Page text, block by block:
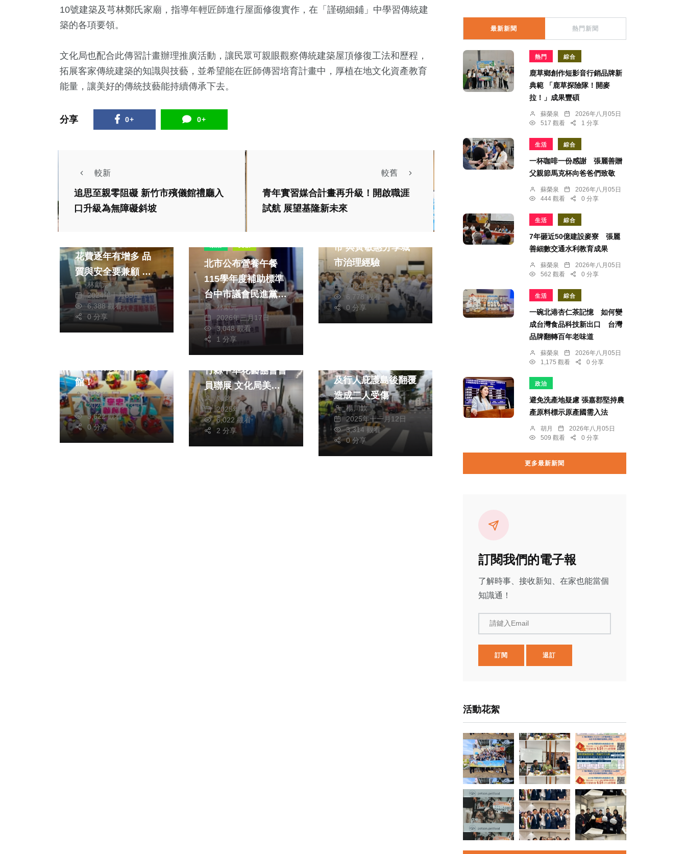
10號建築及芎林鄭氏家廟，指導年輕匠師進行屋面修復實作，在「謹砌細鋪」中學習傳統建
築的各項要領。
文化局也配合此傳習計畫辦理推廣活動，讓民眾可親眼觀察傳統建築屋頂修復工法和歷程，
拓展客家傳統建築的知識與技藝，並希望能在匠師傳習培育計畫中，厚植在地文化資產教育
能量，讓美好的傳統技藝能持續傳承下去。
分享 0+ 0+
較新
追思至親零阻礙 新竹市殯儀館禮廳入
口升級為無障礙斜坡
較舊
青年實習媒合計畫再升級！開啟職涯
試航 展望基隆新未來
花費逐年有增多 品
質與安全要兼顧 國
民黨台中市議員朱暖
英要求市府在公車改
革決心要堅定
林獻元
2024年十月09日
6,388 觀看
0 分享
北市公布營養午餐
115學年度補助標準
台中市議會民進黨黨
團總召周永鴻批中市
至今無進度，且涉嫌
灌水
林獻元
2026年三月17日
3,048 觀看
1 分享
政治
市 與黃敏惠分享城
市治理經驗
鄭銘德
2024年六月21日
6,778 觀看
0 分享
生活 藝文
館！
鄭銘德
2025年九月03日
3,622 觀看
0 分享
生活
體驗生活的美好！新
竹縣中華花藝協會會
員聯展 文化局美術
館磅礡登場
鄭銘德
2025年五月09日
6,022 觀看
2 分享
及行人庇護島後翻覆
造成二人受傷
楊川欽
2025年十一月12日
3,314 觀看
0 分享
最新新聞 熱門新聞
熱門 綜合
鹿草鄉創作短影音行銷品牌新
典範 「鹿草探險隊！開麥
拉！」成果豐碩
蘇榮泉
2026年八月05日
517 觀看
1 分享
生活 綜合
一杯咖啡一份感謝 張麗善贈
父親節馬克杯向爸爸們致敬
蘇榮泉
2026年八月05日
444 觀看
0 分享
生活 綜合
7年砸近50億建設麥寮 張麗
善細數交通水利教育成果
蘇榮泉
2026年八月05日
562 觀看
0 分享
生活 綜合
一碗北港杏仁茶記憶 如何變
成台灣食品科技新出口 台灣
品牌翻轉百年老味道
蘇榮泉
2026年八月05日
1,175 觀看
0 分享
政治
避免洗產地疑慮 張嘉郡堅持農
產原料標示原產國需入法
胡月
2026年八月05日
509 觀看
0 分享
更多最新新聞
訂閱我們的電子報
了解時事、接收新知、在家也能當個
知識通！
請鍵入Email
訂閱 退訂
活動花絮